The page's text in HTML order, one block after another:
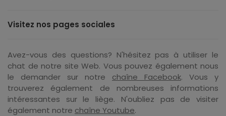
Visitez nos pages sociales
Avez-vous des questions? N'hésitez pas à utiliser le
chat de notre site Web. Vous pouvez également nous
le demander sur notre chaîne Facebook. Vous y
trouverez également de nombreuses informations
intéressantes sur le liège. N'oubliez pas de visiter
également notre chaîne Youtube.